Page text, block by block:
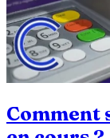
Comment